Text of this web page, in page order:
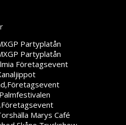
Partyplatån
Partyplatån
Företagsevent
Marys Café